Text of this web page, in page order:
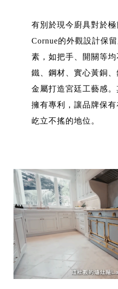
有別於現今廚具對於
Cornue的外觀設計保
素，如把手、開關等
鐵、鋼材、實心黃銅
金屬打造宮廷工藝感
擁有專利，讓品牌保
屹立不搖的地位。